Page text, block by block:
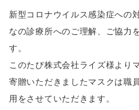
新型コロナウイルス感染症への
なの診療所へのご理解、ご協力
す。
このたび株式会社ライズ様より
寄贈いただきましたマスクは職
用をさせていただきます。